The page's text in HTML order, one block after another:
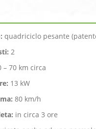
quadriciclo pesante
2
– 70 km circa
13 kW
80 km/h
in circa 3 ore